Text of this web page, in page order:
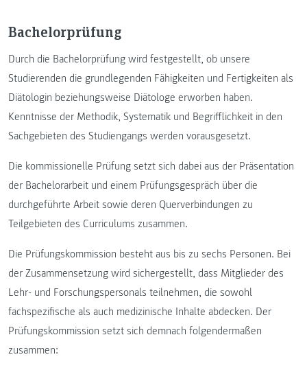
Bachelorprüfung
Durch die Bachelorprüfung wird festgestellt, ob unsere
Studierenden die grundlegenden Fähigkeiten und Fertigkeiten als
Diätologin beziehungsweise Diätologe erworben haben.
Kenntnisse der Methodik, Systematik und Begrifflichkeit in den
Sachgebieten des Studiengangs werden vorausgesetzt.
Die kommissionelle Prüfung setzt sich dabei aus der Präsentation
der Bachelorarbeit und einem Prüfungsgespräch über die
durchgeführte Arbeit sowie deren Querverbindungen zu
Teilgebieten des Curriculums zusammen.
Die Prüfungskommission besteht aus bis zu sechs Personen. Bei
der Zusammensetzung wird sichergestellt, dass Mitglieder des
Lehr- und Forschungspersonals teilnehmen, die sowohl
fachspezifische als auch medizinische Inhalte abdecken. Der
Prüfungskommission setzt sich demnach folgendermaßen
zusammen: